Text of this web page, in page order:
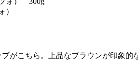
）
がこちら。上品なブラウンが印象